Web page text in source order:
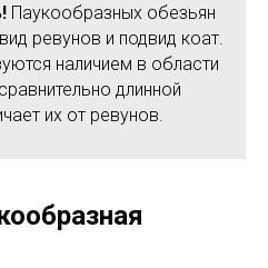
Паукообразных обезьян
ревунов и подвид коат.
наличием в области
длинной
их от ревунов.